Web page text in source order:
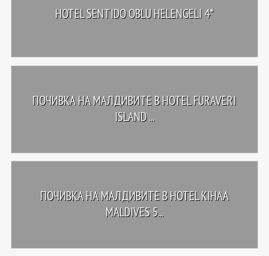
HOTEL SENTIDO OBLU HELENGELI 4*
ПОЧИВКА НА МАЛДИВИТЕ В HOTEL FURAVERI
ISLAND ...
ПОЧИВКА НА МАЛДИВИТЕ В HOTEL KIHAA
MALDIVES 5...